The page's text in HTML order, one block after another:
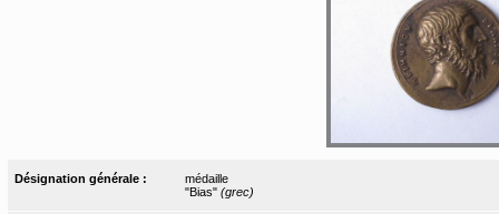
Désignation générale :
médaille
"Bias" (grec)